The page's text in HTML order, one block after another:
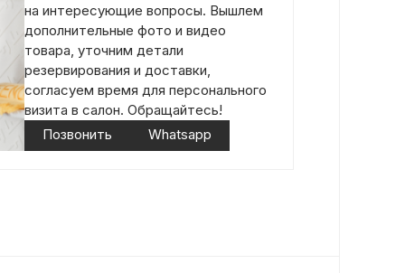
на интересующие вопросы. Вышлем
дополнительные фото и видео
товара, уточним детали
резервирования и доставки,
согласуем время для персонального
визита в салон. Обращайтесь!
Позвонить
Whatsapp